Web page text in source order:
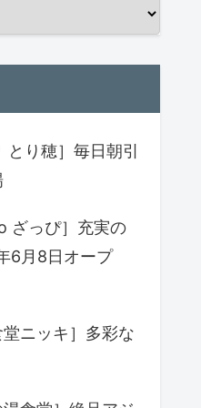
り穂］毎日朝引
ざっぴ］充実の
6月8日オープ
ニッキ］多彩な